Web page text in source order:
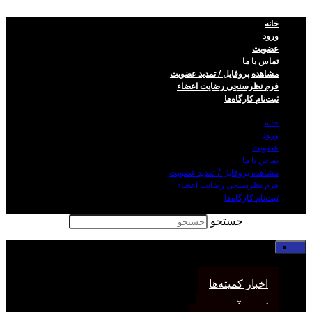
خانه
ورود
عضویت
تماس با ما
مشاهده پروفایل / تمدید عضویت
فرم نظر‌سنجی رضایت اعضاء
ثبت‌نام کارگاه‌ها
خانه
ورود
عضویت
تماس با ما
مشاهده پروفایل / تمدید عضویت
فرم نظر‌سنجی رضایت اعضاء
ثبت‌نام کارگاه‌ها
جستجو
اخبار کمیته‌ها
کمیته آموزش